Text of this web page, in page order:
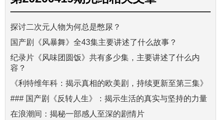
探讨二次元人物为何总是憋尿？
国产剧《风暴舞》全43集主要讲述了什么故事？
纪录片《风味团圆饭》共有多少集，主要讲述了什么内
容？
《利特维年科：揭示真相的欧美剧，持续更新至第三集》
### 国产剧《反转人生》：揭示生活的真实与坚持的力量
在浪潮间：揭秘一部感人至深的剧情片